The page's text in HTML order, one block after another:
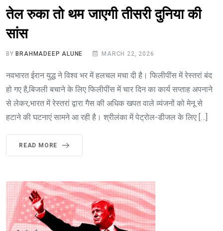
तेल रुका तो थम जाएगी तीसरी दुनिया की
सांस
BY BRAHMADEEP ALUNE MARCH 22, 2026
नवभारत ईरान युद्ध ने विश्व भर में हलचल मचा दी है। फिलीपींस में रेस्तरां बंद
हो गए है,बिजली बचाने के लिए फिलीपींस में चार दिन का कार्य सप्ताह अपनाने
से लेकर,भारत में रेस्तरां द्वारा गैस की अधिक खपत वाले व्यंजनों को मेनू से
हटाने की घटनाएं सामने आ रही है। श्रीलंका में पेट्रोल-डीजल के लिए […]
READ MORE